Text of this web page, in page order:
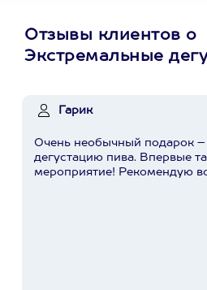
Отзывы клиентов о
Экстремальные
Гарик
Очень необычный подарок –
дегустацию пива. Впервые
мероприятие! Рекомендую